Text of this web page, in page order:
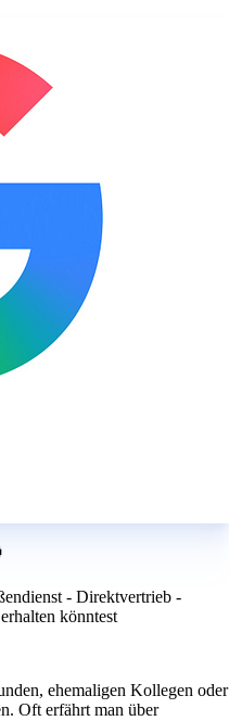
- Direktvertrieb -
könntest
ehemaligen Kollegen oder
Oft erfährt man über